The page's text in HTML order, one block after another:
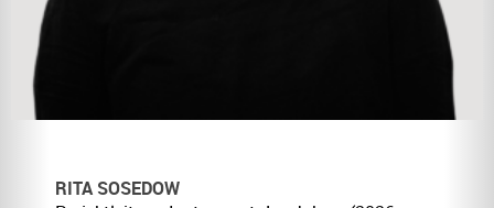
RITA SOSEDOW